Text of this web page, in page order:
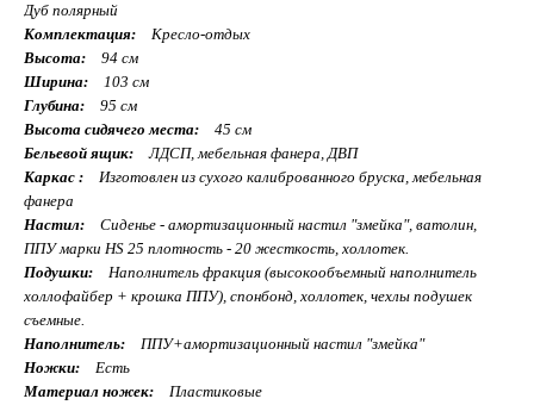
Дуб полярный
Комплектация:
Кресло-отдых
Высота:
94 см
Ширина:
103 см
Глубина:
95 см
Высота сидячего места:
45 см
Бельевой ящик:
ЛДСП, мебельная фанера, ДВП
Каркас :
Изготовлен из сухого калиброванного бруска, мебельная
фанера
Настил:
Сиденье - амортизационный настил "змейка", ватолин,
ППУ марки HS 25 плотность - 20 жесткость, холлотек.
Подушки:
Наполнитель фракция (высокообъемный наполнитель
холлофайбер + крошка ППУ), спонбонд, холлотек, чехлы подушек
съемные.
Наполнитель:
ППУ+амортизационный настил "змейка"
Ножки:
Есть
Материал ножек:
Пластиковые